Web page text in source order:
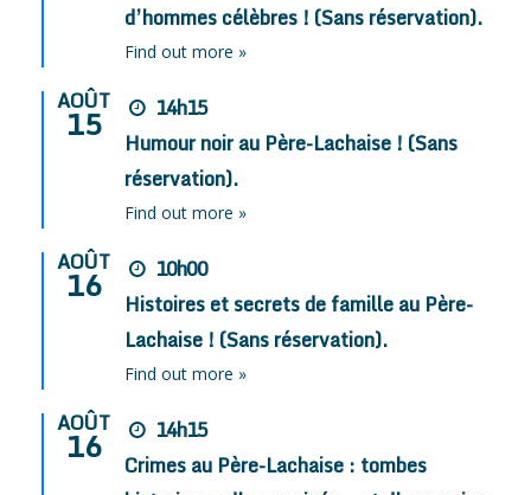
d’hommes célèbres ! (Sans réservation).
Find out more »
AOÛT
15
14h15
Humour noir au Père-Lachaise ! (Sans
réservation).
Find out more »
AOÛT
16
10h00
Histoires et secrets de famille au Père-
Lachaise ! (Sans réservation).
Find out more »
AOÛT
16
14h15
Crimes au Père-Lachaise : tombes